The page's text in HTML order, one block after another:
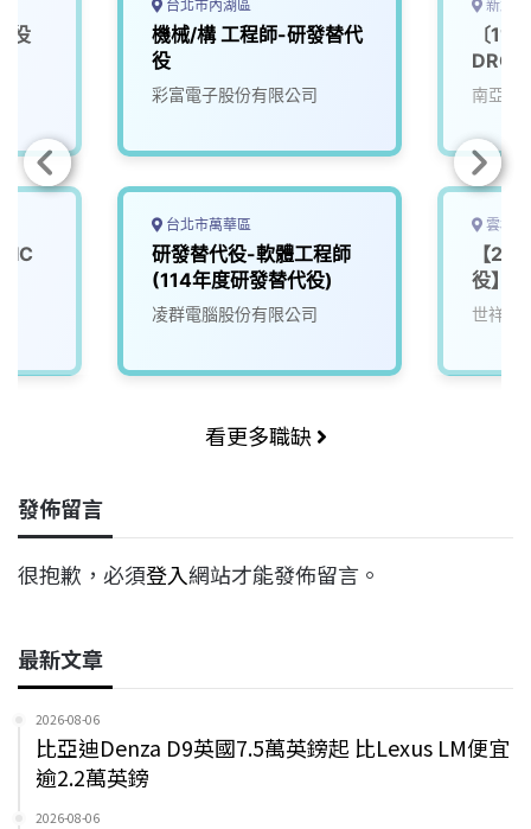
役
IC
台北市內湖區
機械/構 工程師-研發替代
役
彩富電子股份有限公司
台北市萬華區
研發替代役-軟體工程師
(114年度研發替代役)
凌群電腦股份有限公司
新北
〔
DRC/
南亞科
雲林
【
役】
世祥汽
看更多職缺
發佈留言
很抱歉，必須登入網站才能發佈留言。
最新文章
2026-08-06
比亞迪Denza D9英國7.5萬英鎊起 比Lexus LM便宜
逾2.2萬英鎊
2026-08-06